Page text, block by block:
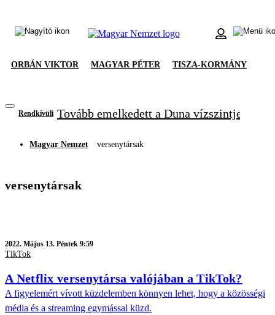
ORBÁN VIKTOR MAGYAR PÉTER TISZA-KORMÁNY
Rendkívüli Tovább emelkedett a Duna vízszintje,
Magyar Nemzet versenytársak
versenytársak
2022. Május 13. Péntek 9:59
TikTok
A Netflix versenytársa valójában a TikTok?
A figyelemért vívott küzdelemben könnyen lehet, hogy a közösségi
média és a streaming egymással küzd.